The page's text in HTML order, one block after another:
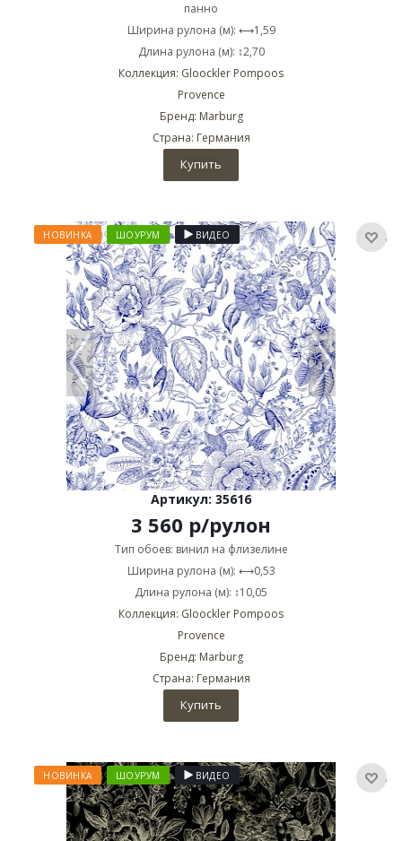
панно
Ширина рулона (м): ⟷1,59
Длина рулона (м): ↕2,70
Коллекция: Gloockler Pompoos
Provence
Бренд: Marburg
Страна: Германия
Купить
НОВИНКА ШОУРУМ ВИДЕО
Артикул: 35616
3 560 р/рулон
Тип обоев: винил на флизелине
Ширина рулона (м): ⟷0,53
Длина рулона (м): ↕10,05
Коллекция: Gloockler Pompoos
Provence
Бренд: Marburg
Страна: Германия
Купить
НОВИНКА ШОУРУМ ВИДЕО